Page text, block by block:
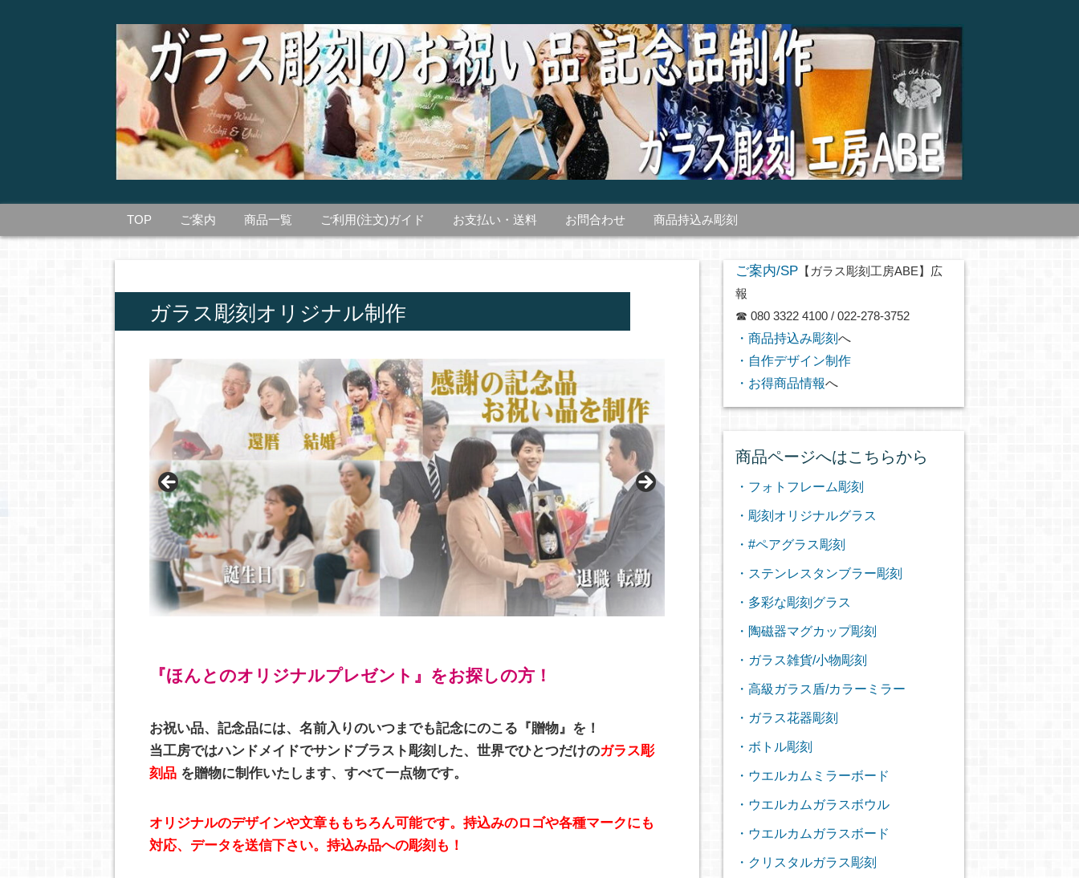
TOP ご案内 商品一覧 ご利用(注文)ガイド お支払い・送料 お問合わせ 商品持込み彫刻
ガラス彫刻オリジナル制作
『ほんとのオリジナルプレゼント』をお探しの方！
お祝い品、記念品には、名前入りのいつまでも記念にのこる『贈物』を！
当工房ではハンドメイドでサンドブラスト彫刻した、世界でひとつだけのガラス彫
刻品 を贈物に制作いたします、すべて一点物です。
オリジナルのデザインや文章ももちろん可能です。持込みのロゴや各種マークにも
対応、データを送信下さい。持込み品への彫刻も！
ご案内/SP 【ガラス彫刻工房ABE】広
報
☎ 080 3322 4100 / 022-278-3752
・商品持込み彫刻 へ
・自作デザイン制作
・お得商品情報へ
商品ページへはこちらから
・フォトフレーム彫刻
・彫刻オリジナルグラス
・#ペアグラス彫刻
・ステンレスタンブラー彫刻
・多彩な彫刻グラス
・陶磁器マグカップ彫刻
・ガラス雑貨/小物彫刻
・高級ガラス盾/カラーミラー
・ガラス花器彫刻
・ボトル彫刻
・ウエルカムミラーボード
・ウエルカムガラスボウル
・ウエルカムガラスボード
・クリスタルガラス彫刻